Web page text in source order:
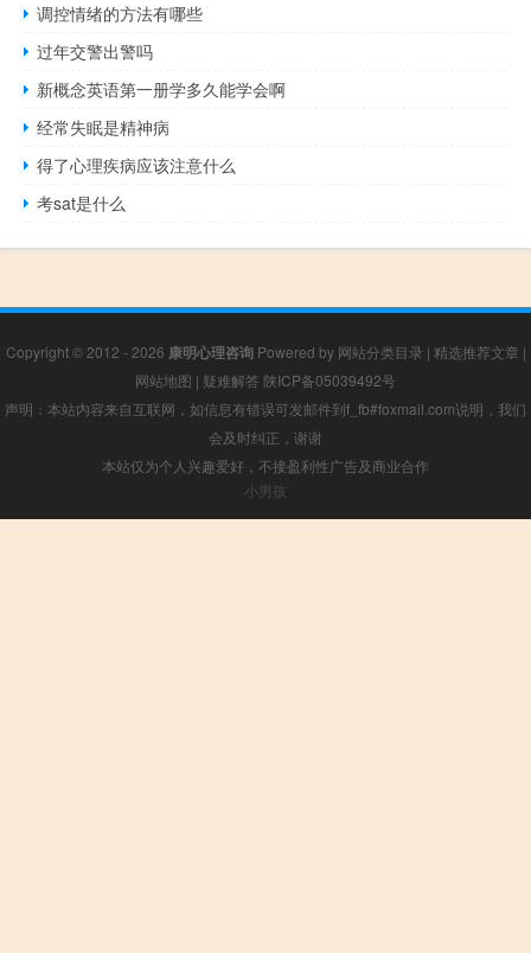
调控情绪的方法有哪些
过年交警出警吗
新概念英语第一册学多久能学会啊
经常失眠是精神病
得了心理疾病应该注意什么
考sat是什么
Copyright © 2012 - 2026 康明心理咨询Powered by 网站分类目录 | 精选推荐文章 |
网站地图 | 疑难解答 陕ICP备05039492号
声明：本站内容来自互联网，如信息有错误可发邮件到f_fb#foxmail.com说明，我们
会及时纠正，谢谢
本站仅为个人兴趣爱好，不接盈利性广告及商业合作
小男孩